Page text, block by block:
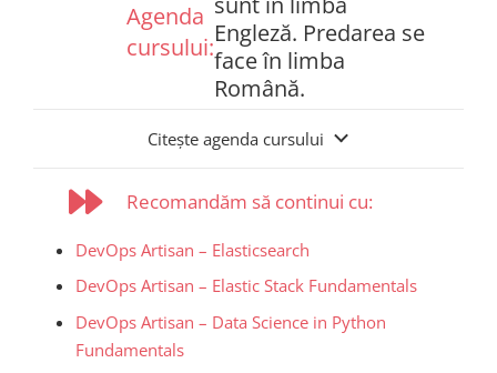
Agenda
cursului:Engleză. Predarea se
face în limba
Română.
Citește agenda cursului
Recomandăm să continui cu:
DevOps Artisan – Elasticsearch
DevOps Artisan – Elastic Stack Fundamentals
DevOps Artisan – Data Science in Python
Fundamentals